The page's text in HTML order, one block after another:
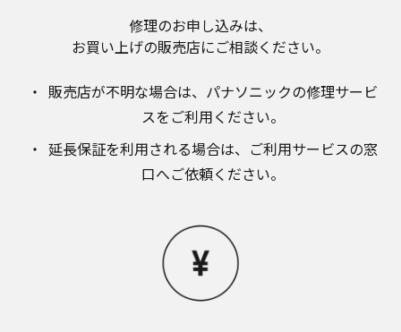
かったことにより万一損害（データの破損・業務の中
断・営業情報の損失などによる損害を含む）が生じ、
たとえそのような損害の発生や第三者からの賠償請求
合でも、当社は一切責任を負いませんことをご了承く
本ウェブサイトのサービスの中止、変更など
本ウェブサイトのサービスは予告なく中止、または内
容や条件を変更する場合があります。あらかじめご了
取扱説明書は、商品をご購入いただいたお客様のため
の資料です。本ウェブサイトに公開されている取扱説
明書について、ご購入のお客様以外からのお問い合わ
せにはお応えできない場合がありますことを、ご了承
修理のお申し込みは、​
お買い上げの販売店にご相談ください。​
販売店が不明な場合は、​パナソニックの修理サービ
スをご利用ください。​
延長保証を利用される場合は、​ご利用サービスの窓
口へご依頼ください。